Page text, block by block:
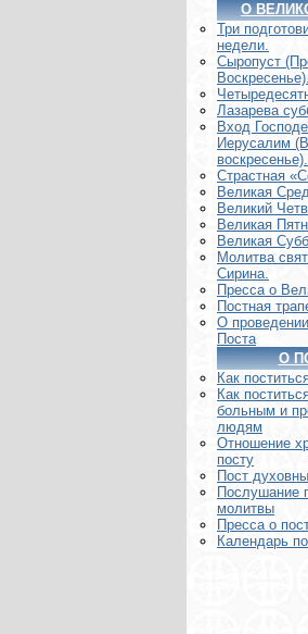
О
Три
недели.
Сыропуст
Воскресенье).
Лазарева
Вход
Иерусалим
воскресенье).
Страстная
Великая
Великий
Великая
Великая
Молитва
Сирина.
Пресса о
Постная
О
Поста
О
Как
Как
больным и
людям
Отношение
посту
Пост
Послушание
молитвы
Пресса о
Календарь